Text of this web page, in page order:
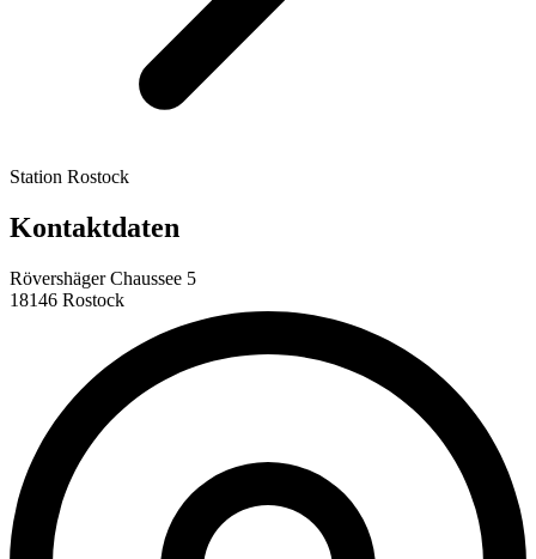
Station Rostock
Kontaktdaten
Rövershäger Chaussee 5
18146 Rostock